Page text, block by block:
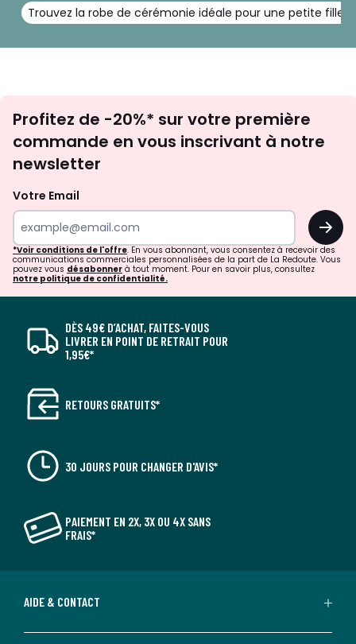
Trouvez la robe de cérémonie idéale pour une petite fille
newsletter
Profitez de -20%* sur votre première
commande en vous inscrivant à notre
newsletter
Votre Email
OK
*Voir conditions de l'offre. En vous abonnant, vous consentez à recevoir des
communications commerciales personnalisées de la part de La Redoute. Vous
pouvez vous désabonner à tout moment. Pour en savoir plus, consultez
notre politique de confidentialité.
DÈS 49€ D’ACHAT, FAITES-VOUS
LIVRER EN POINT DE RETRAIT POUR
1,95€*
RETOURS GRATUITS*
30 JOURS POUR CHANGER D'AVIS*
PAIEMENT EN 2X, 3X OU 4X SANS
FRAIS*
AIDE & CONTACT